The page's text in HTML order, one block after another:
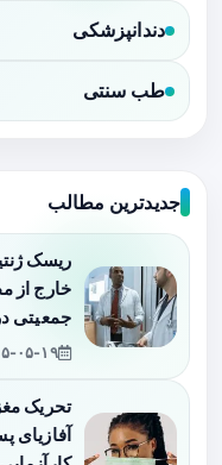
دندانپزشکی
طب سنتی
جدیدترین مطالب
ریسک
خارج از
جمعیتی
۱۴۰۵-
تحریک